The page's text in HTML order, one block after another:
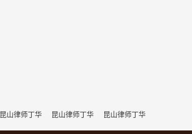
昆山律师丁华 昆山律师丁华 昆山律师丁华